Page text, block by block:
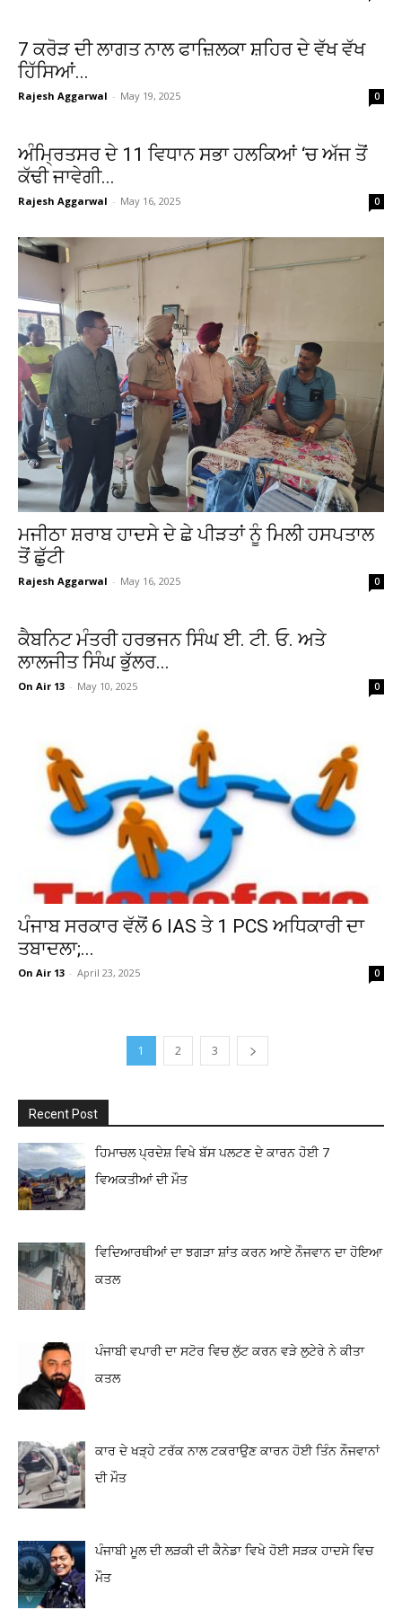
7 ਕਰੋੜ ਦੀ ਲਾਗਤ ਨਾਲ ਫਾਜ਼ਿਲਕਾ ਸ਼ਹਿਰ ਦੇ ਵੱਖ ਵੱਖ
ਹਿੱਸਿਆਂ...
Rajesh Aggarwal - May 19, 2025 0
ਅੰਮ੍ਰਿਤਸਰ ਦੇ 11 ਵਿਧਾਨ ਸਭਾ ਹਲਕਿਆਂ ‘ਚ ਅੱਜ ਤੋਂ
ਕੱਢੀ ਜਾਵੇਗੀ...
Rajesh Aggarwal - May 16, 2025 0
ਮਜੀਠਾ ਸ਼ਰਾਬ ਹਾਦਸੇ ਦੇ ਛੇ ਪੀੜਤਾਂ ਨੂੰ ਮਿਲੀ ਹਸਪਤਾਲ
ਤੋਂ ਛੁੱਟੀ
Rajesh Aggarwal - May 16, 2025 0
ਕੈਬਨਿਟ ਮੰਤਰੀ ਹਰਭਜਨ ਸਿੰਘ ਈ. ਟੀ. ਓ. ਅਤੇ
ਲਾਲਜੀਤ ਸਿੰਘ ਭੁੱਲਰ...
On Air 13 - May 10, 2025 0
ਪੰਜਾਬ ਸਰਕਾਰ ਵੱਲੋਂ 6 IAS ਤੇ 1 PCS ਅਧਿਕਾਰੀ ਦਾ
ਤਬਾਦਲਾ;...
On Air 13 - April 23, 2025 0
1 2 3
Recent Post
ਹਿਮਾਚਲ ਪ੍ਰਦੇਸ਼ ਵਿਖੇ ਬੱਸ ਪਲਟਣ ਦੇ ਕਾਰਨ ਹੋਈ 7
ਵਿਅਕਤੀਆਂ ਦੀ ਮੌਤ
ਵਿਦਿਆਰਥੀਆਂ ਦਾ ਝਗੜਾ ਸ਼ਾਂਤ ਕਰਨ ਆਏ ਨੌਜਵਾਨ ਦਾ ਹੋਇਆ
ਕਤਲ
ਪੰਜਾਬੀ ਵਪਾਰੀ ਦਾ ਸਟੋਰ ਵਿਚ ਲੁੱਟ ਕਰਨ ਵੜੇ ਲੁਟੇਰੇ ਨੇ ਕੀਤਾ
ਕਤਲ
ਕਾਰ ਦੇ ਖੜ੍ਹੇ ਟਰੱਕ ਨਾਲ ਟਕਰਾਉਣ ਕਾਰਨ ਹੋਈ ਤਿੰਨ ਨੌਜਵਾਨਾਂ
ਦੀ ਮੌਤ
ਪੰਜਾਬੀ ਮੂਲ ਦੀ ਲੜਕੀ ਦੀ ਕੈਨੇਡਾ ਵਿਖੇ ਹੋਈ ਸੜਕ ਹਾਦਸੇ ਵਿਚ
ਮੌਤ